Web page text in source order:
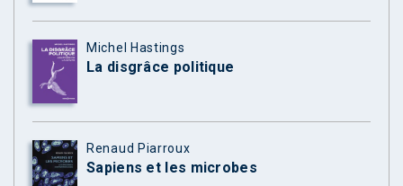
Michel Hastings
La disgrâce politique
Renaud Piarroux
Sapiens et les microbes